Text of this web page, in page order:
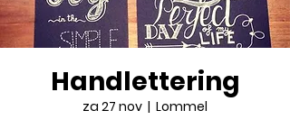
Handlettering
za 27 nov
  |
Lommel